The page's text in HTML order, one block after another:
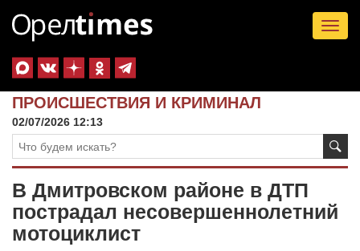
ПРОИСШЕСТВИЯ И КРИМИНАЛ
02/07/2026 12:13
В Дмитровском районе в ДТП
пострадал несовершеннолетний
мотоциклист